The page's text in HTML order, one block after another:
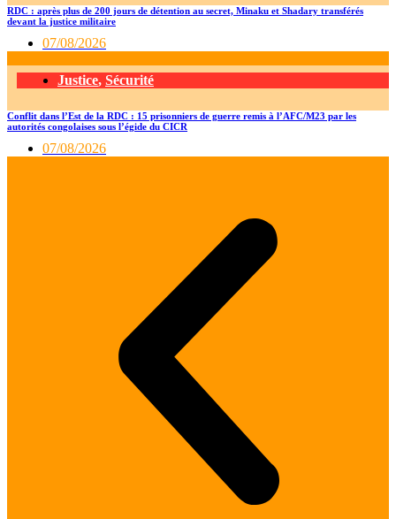
RDC : après plus de 200 jours de détention au secret, Minaku et Shadary transférés
devant la justice militaire
07/08/2026
Justice, Sécurité
Conflit dans l’Est de la RDC : 15 prisonniers de guerre remis à l’AFC/M23 par les
autorités congolaises sous l’égide du CICR
07/08/2026